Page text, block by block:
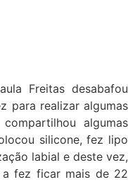
Freitas desabafou
para realizar algumas
algumas
silicone, fez lipo
labial e deste vez,
a fez ficar mais de 22